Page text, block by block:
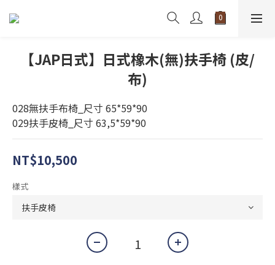
【JAP日式】日式橡木(無)扶手椅 (皮/
布)
028無扶手布椅_尺寸 65*59*90
029扶手皮椅_尺寸 63,5*59*90
NT$10,500
樣式